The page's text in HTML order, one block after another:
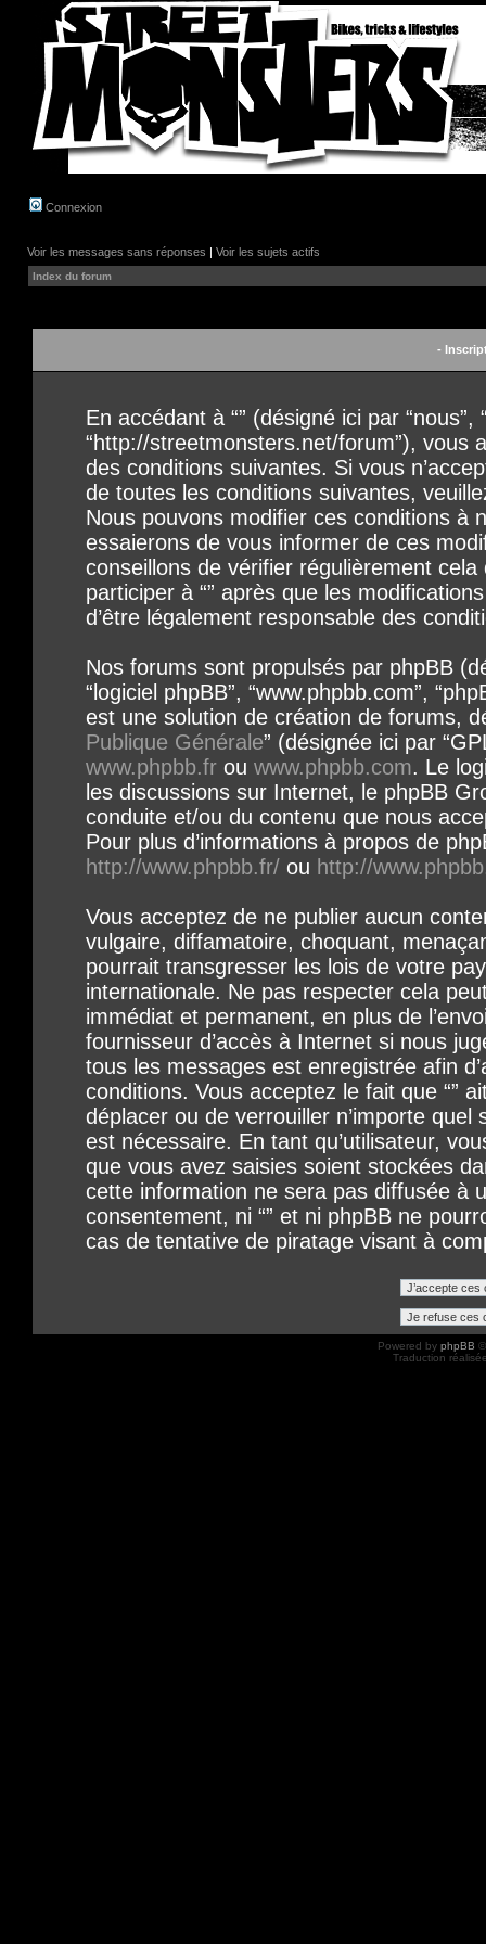
Connexion
Voir les messages sans réponses | Voir les sujets actifs
Index du forum
-
En accédant à “” (désigné ici par “nous”,
“http://streetmonsters.net/forum”), vous
des conditions suivantes. Si vous
de toutes les conditions suivantes,
Nous pouvons modifier ces conditions à
essaierons de vous informer de ces
conseillons de vérifier régulièrement
participer à “” après que les
d’être légalement responsable des
Nos forums sont propulsés par phpBB
“logiciel phpBB”, “www.phpbb.com”,
est une solution de création de forums,
Publique Générale” (désignée ici par
www.phpbb.frou www.phpbb.com. Le
les discussions sur Internet, le phpBB
conduite et/ou du contenu que nous
Pour plus d’informations à propos de
http://www.phpbb.fr/ou http://
Vous acceptez de ne publier aucun
vulgaire, diffamatoire, choquant,
pourrait transgresser les lois de votre
internationale. Ne pas respecter cela
immédiat et permanent, en plus de
fournisseur d’accès à Internet si nous
tous les messages est enregistrée afin
conditions. Vous acceptez le fait que “”
déplacer ou de verrouiller n’importe
est nécessaire. En tant qu’utilisateur,
que vous avez saisies soient stockées
cette information ne sera pas diffusée à
consentement, ni “” et ni phpBB ne
cas de tentative de piratage visant à
Powered by phpBB
Traduction